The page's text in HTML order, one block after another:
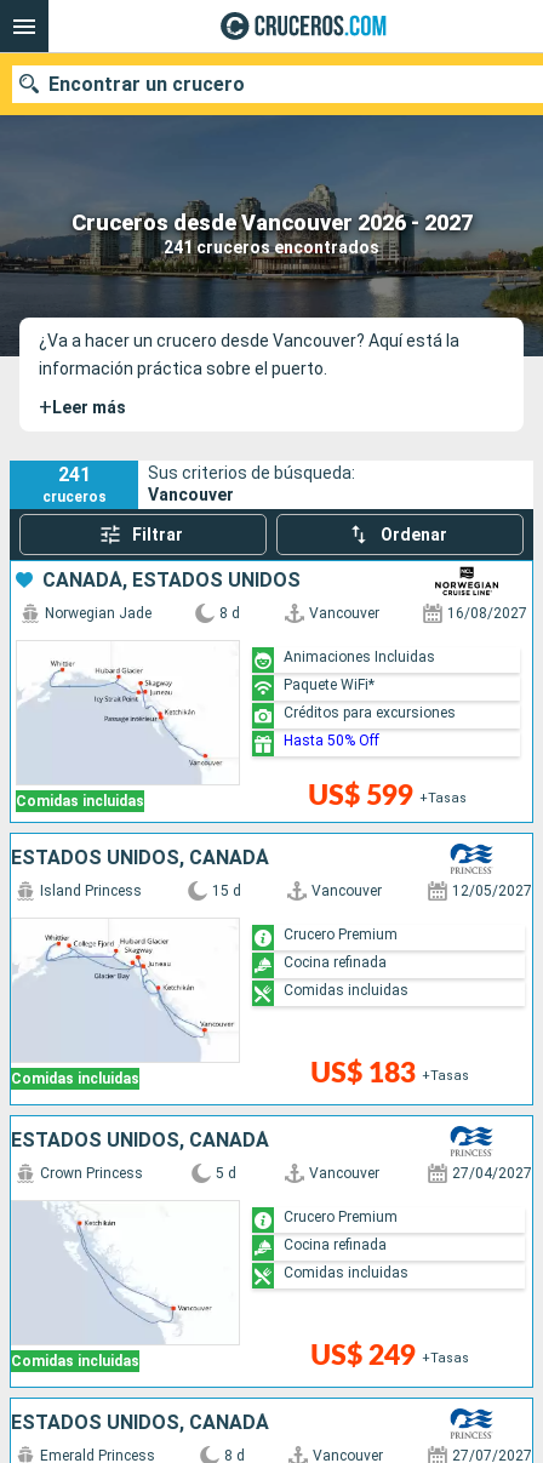
Cruceros desde Vancouver 2026 - 2027
241 cruceros encontrados
Encontrar un crucero
Nuestros destinos
Fecha de salida
Puertos Compañías
¿Va a hacer un crucero desde Vancouver? Aquí está la
información práctica sobre el puerto.
+ Leer más
241
cruceros
Sus criterios de búsqueda:
Vancouver
Filtrar Ordenar
CANADÁ, ESTADOS UNIDOS
Comidas incluidas
Norwegian Jade 8 d Vancouver 16/08/2027
US$ 599 +Tasas
Animaciones Incluidas
Paquete WiFi*
Créditos para excursiones
Hasta 50% Off
ESTADOS UNIDOS, CANADÁ
Comidas incluidas
Island Princess 15 d Vancouver 12/05/2027
US$ 183 +Tasas
Crucero Premium
Cocina refinada
Comidas incluidas
ESTADOS UNIDOS, CANADÁ
Comidas incluidas
Crown Princess 5 d Vancouver 27/04/2027
US$ 249 +Tasas
Crucero Premium
Cocina refinada
Comidas incluidas
ESTADOS UNIDOS, CANADÁ
Emerald Princess 8 d Vancouver 27/07/2027